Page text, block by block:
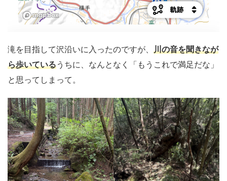
滝を目指して沢沿いに入ったのですが、 川の音を聞きなが
ら歩いているうちに、なんとなく「もうこれで満足だな」
と思ってしまって。